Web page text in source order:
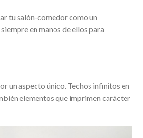
tu salón-comedor como un
en manos de ellos para
un aspecto único. Techos infinitos en
elementos que imprimen carácter